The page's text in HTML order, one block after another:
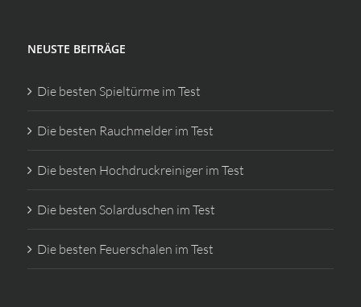
NEUSTE BEITRÄGE
Die besten Spieltürme im Test
Die besten Rauchmelder im Test
Die besten Hochdruckreiniger im Test
Die besten Solarduschen im Test
Die besten Feuerschalen im Test